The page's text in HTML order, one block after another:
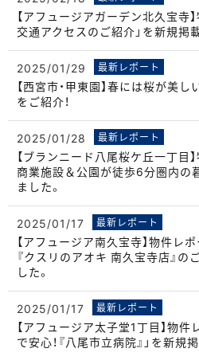
【アフュージアガーデン北久宝寺
交通アクセスのご紹介」を新規掲
2025/01/29 最新レポート
【西宮市・甲東園】春には桜が美し
をご紹介！
2025/01/28 最新レポート
【ブランニード八尾桜ケ丘一丁目
商業施設＆公園が徒歩6分圏内の
ました。
2025/01/17 最新レポート
【アフュージア南久宝寺】物件レ
『クスリのアオキ 南久宝寺店』の
した。
2025/01/17 最新レポート
【アフュージア太子堂1丁目】物
で安心！『八尾市立病院』」を新規